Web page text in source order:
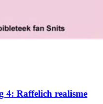
4: Raffelich realisme